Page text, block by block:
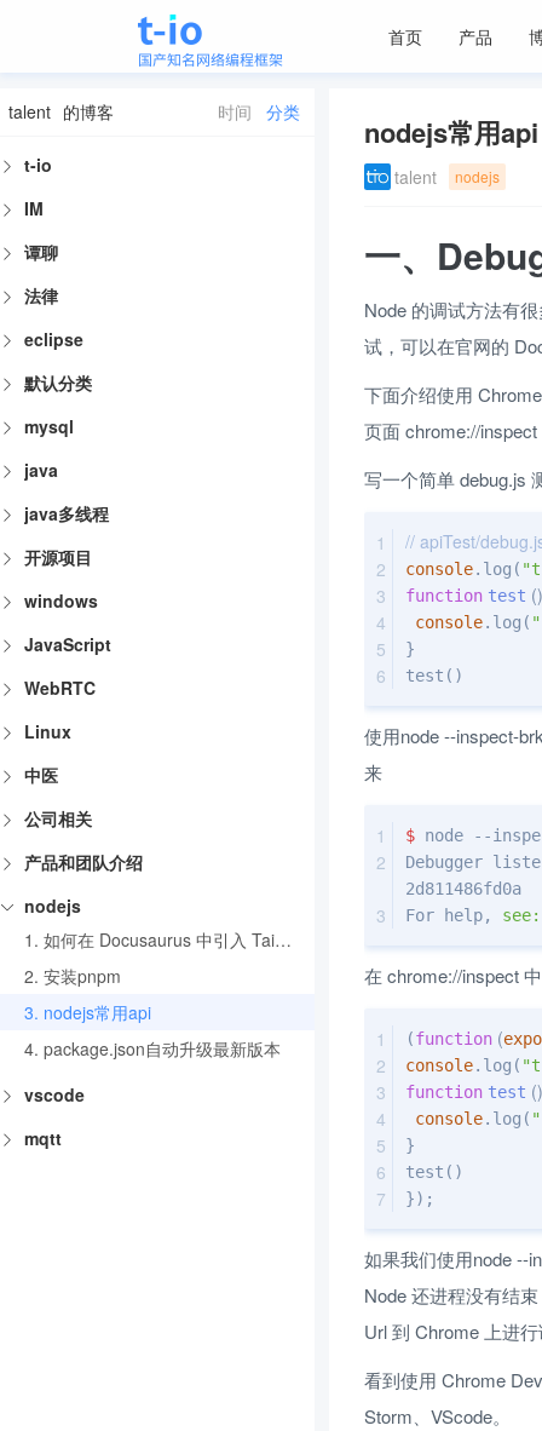
首页 产品
talent 的博客 时间 分类
t-io
IM
谭聊
法律
eclipse
默认分类
mysql
java
java多线程
开源项目
windows
JavaScript
WebRTC
Linux
中医
公司相关
产品和团队介绍
nodejs
1.
如何在 Docusaurus 中引入 TailwindCSS
2. 安装pnpm
3. nodejs常用api
4. package.json自动升级最新版本
vscode
mqtt
nodejs常用api
talent nodejs
一、
Node 的调试方法有
试，可以在官网的
下面介绍使用
页面 chrome://inspect
写一个简单 debug.js
// apiTest/
console.log(
function test (
console.log(
}
test()
使用node --inspect-
来
$ node --
Debugger
2d811486fd0a
For help, see:
在 chrome://inspect
(function (
console.log(
function test (
console.log(
}
test()
});
如果我们使用node --
Node 还进程没有结
Url 到 Chrome 上进
看到使用 Chrome
Storm、VScode。